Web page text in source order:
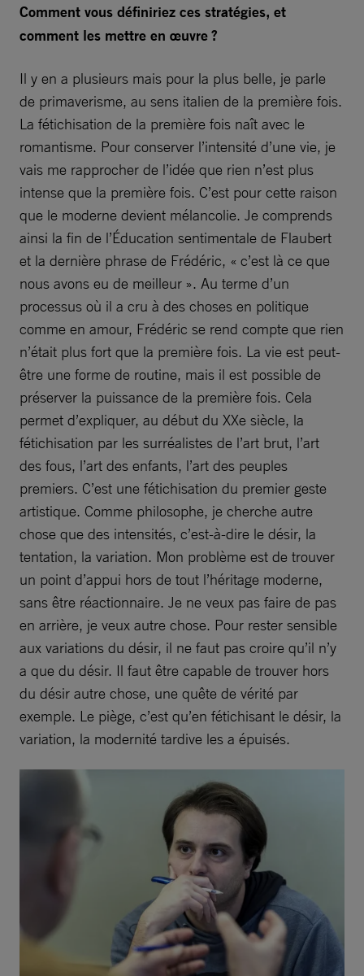
Comment vous définiriez ces stratégies, et
comment les mettre en œuvre ?
Il y en a plusieurs mais pour la plus belle, je parle
de primaverisme, au sens italien de la première fois.
La fétichisation de la première fois naît avec le
romantisme. Pour conserver l’intensité d’une vie, je
vais me rapprocher de l’idée que rien n’est plus
intense que la première fois. C’est pour cette raison
que le moderne devient mélancolie. Je comprends
ainsi la fin de l’Éducation sentimentale de Flaubert
et la dernière phrase de Frédéric, « c’est là ce que
nous avons eu de meilleur ». Au terme d’un
processus où il a cru à des choses en politique
comme en amour, Frédéric se rend compte que rien
n’était plus fort que la première fois. La vie est peut-
être une forme de routine, mais il est possible de
préserver la puissance de la première fois. Cela
permet d’expliquer, au début du XXe siècle, la
fétichisation par les surréalistes de l’art brut, l’art
des fous, l’art des enfants, l’art des peuples
premiers. C’est une fétichisation du premier geste
artistique. Comme philosophe, je cherche autre
chose que des intensités, c’est-à-dire le désir, la
tentation, la variation. Mon problème est de trouver
un point d’appui hors de tout l’héritage moderne,
sans être réactionnaire. Je ne veux pas faire de pas
en arrière, je veux autre chose. Pour rester sensible
aux variations du désir, il ne faut pas croire qu’il n’y
a que du désir. Il faut être capable de trouver hors
du désir autre chose, une quête de vérité par
exemple. Le piège, c’est qu’en fétichisant le désir, la
variation, la modernité tardive les a épuisés.